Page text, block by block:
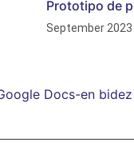
Prototipo de
September 2023
Docs-en bidez